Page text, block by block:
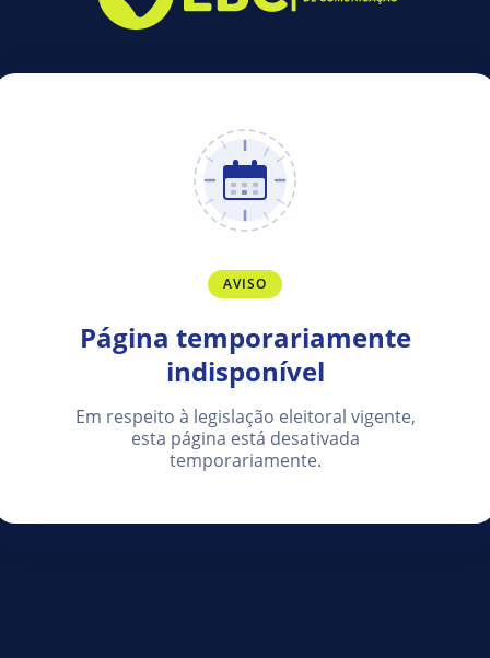
AVISO
Página temporariamente
indisponível
Em respeito à legislação eleitoral vigente,
esta página está desativada
temporariamente.